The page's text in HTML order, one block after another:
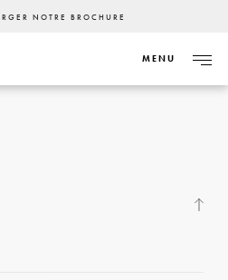
NOTRE BROCHURE
MENU